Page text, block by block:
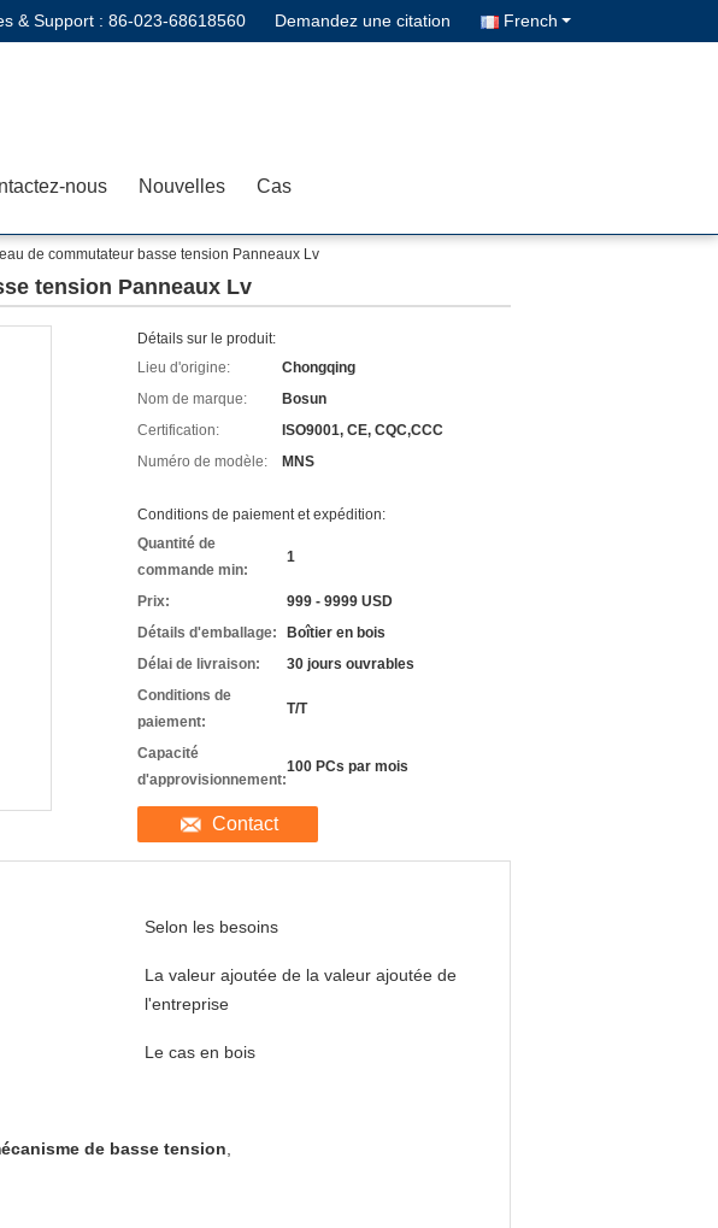
& Support : 86-023-68618560 Demandez une citation French
nous Nouvelles Cas
de commutateur basse tension Panneaux Lv
tension Panneaux Lv
Détails sur le produit:
Lieu d'origine:
Chongqing
Nom de marque:
Bosun
Certification:
ISO9001, CE, CQC,CCC
Numéro de modèle:
MNS
Conditions de paiement et expédition:
Quantité de
commande min:
1
Prix:
999 - 9999 USD
Détails d'emballage:
Boîtier en bois
Délai de livraison:
30 jours ouvrables
Conditions de
paiement:
T/T
Capacité
d'approvisionnement:
100 PCs par mois
Contact
Selon les besoins
La valeur ajoutée de la valeur ajoutée de
l'entreprise
Le cas en bois
de basse tension